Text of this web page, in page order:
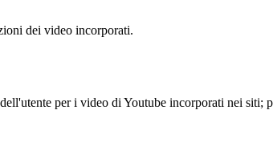
dei video incorporati.
per i video di Youtube incorporati nei